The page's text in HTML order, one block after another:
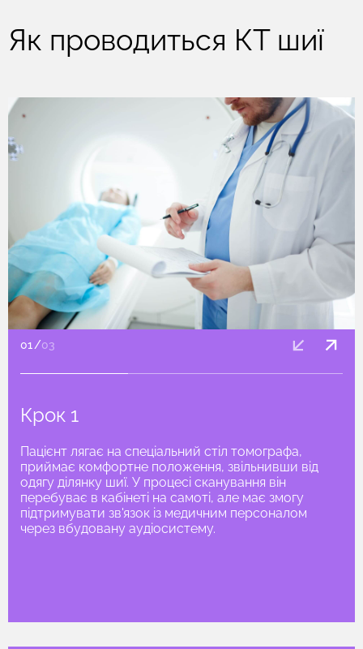
Як проводиться КТ шиї
Крок 1
Пацієнт лягає на спеціальний стіл томографа,
приймає комфортне положення, звільнивши від
одягу ділянку шиї. У процесі сканування він
перебуває в кабінеті на самоті, але має змогу
підтримувати зв'язок із медичним персоналом
через вбудовану аудіосистему.
01/03